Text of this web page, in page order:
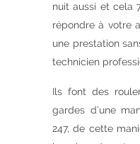
nuit aussi et cela
répondre à votre
une prestation
technicien
Ils font des
gardes d’une
247, de cette